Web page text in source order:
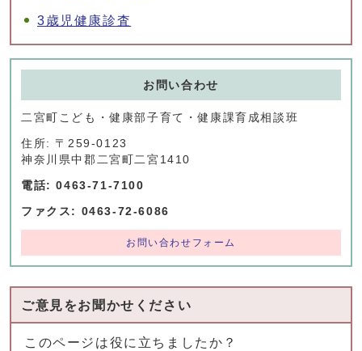
3歳児健康診査
お問い合わせ
二宮町こども・健康部子育て・健康課育成相談班
住所: 〒259-0123
神奈川県中郡二宮町二宮1410
電話: 0463-71-7100
ファクス: 0463-72-6086
お問い合わせフォーム
ご意見をお聞かせください
このページは役に立ちましたか？